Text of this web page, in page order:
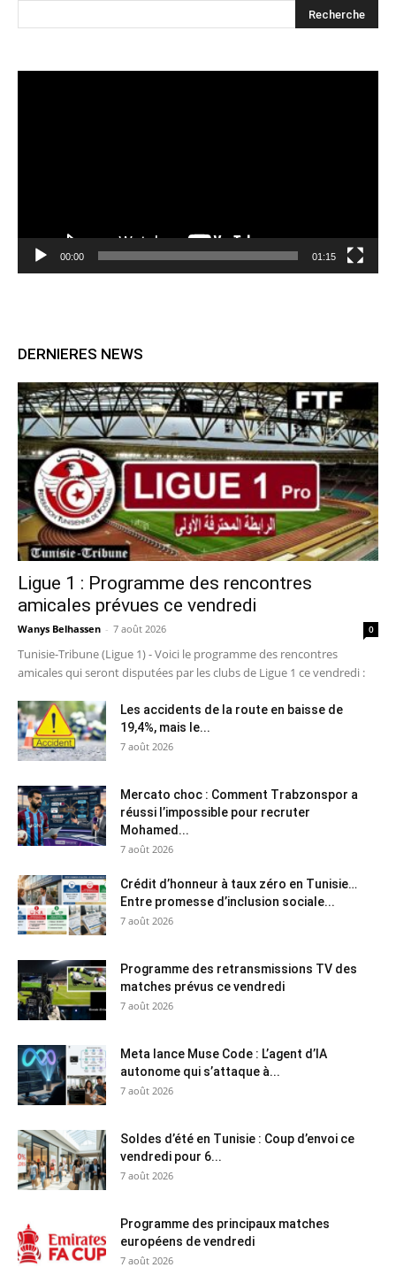
00:00 01:15
DERNIERES NEWS
Ligue 1 : Programme des rencontres
amicales prévues ce vendredi
Wanys Belhassen - 7 août 2026 0
Tunisie-Tribune (Ligue 1) - Voici le programme des rencontres
amicales qui seront disputées par les clubs de Ligue 1 ce vendredi :
Les accidents de la route en baisse de
19,4%, mais le...
7 août 2026
Mercato choc : Comment Trabzonspor a
réussi l’impossible pour recruter
Mohamed...
7 août 2026
Crédit d’honneur à taux zéro en Tunisie…
Entre promesse d’inclusion sociale...
7 août 2026
Programme des retransmissions TV des
matches prévus ce vendredi
7 août 2026
Meta lance Muse Code : L’agent d’IA
autonome qui s’attaque à...
7 août 2026
Soldes d’été en Tunisie : Coup d’envoi ce
vendredi pour 6...
7 août 2026
Programme des principaux matches
européens de vendredi
7 août 2026